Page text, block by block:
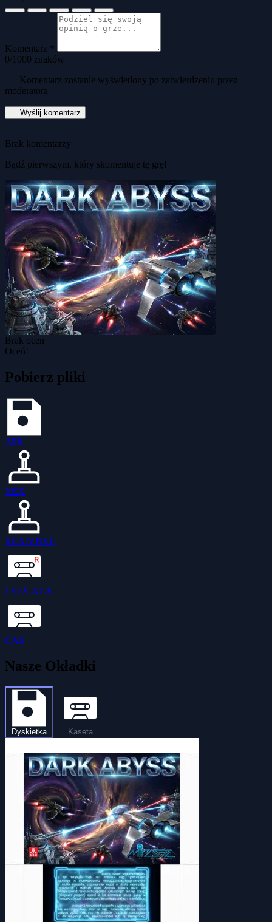
Komentarz *
0/1000 znaków
Komentarz zostanie wyświetlony po zatwierdzeniu przez
moderatora
Wyślij komentarz
Brak komentarzy
Bądź pierwszym, który skomentuje tę grę!
Brak ocen
Oceń!
Pobierz pliki
ATR
XEX
XEX/VBXE
TSFX-XEX
CAS
Nasze Okładki
Dyskietka Kaseta